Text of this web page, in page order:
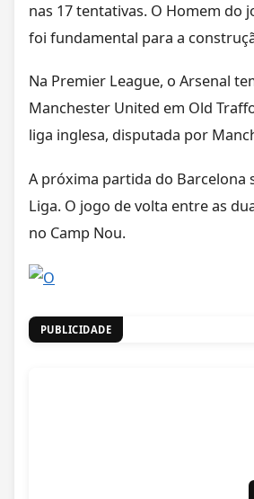
nas 17 tentativas. O Homem do
foi fundamental para a
Na Premier League, o Arsenal
Manchester United em Old
liga inglesa, disputada por
A próxima partida do Barcelona
Liga. O jogo de volta entre as
no Camp Nou.
PUBLICIDADE